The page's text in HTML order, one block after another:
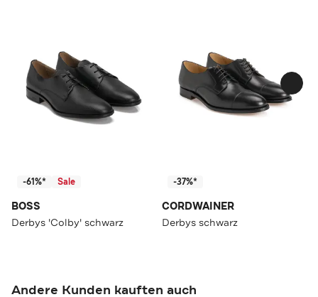
-61%* Sale
BOSS
Derbys 'Colby' schwarz
-37%*
CORDWAINER
Derbys schwarz
Andere Kunden kauften auch